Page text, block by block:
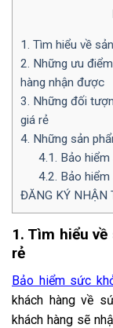
1. Tìm hiểu về
2. Những ưu
hàng nhận được
3. Những đối
giá rẻ
4. Những sản
4.1. Bảo
4.2. Bảo
ĐĂNG KÝ NHẬN
1. Tìm hiểu
rẻ
Bảo hiểm sức
khách hàng về
khách hàng sẽ